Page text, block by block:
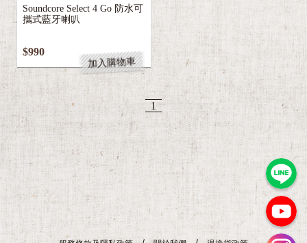
e
B
Soundcore Select 4 Go 防水可
攜式藍牙喇叭
$990
加入購物車
1